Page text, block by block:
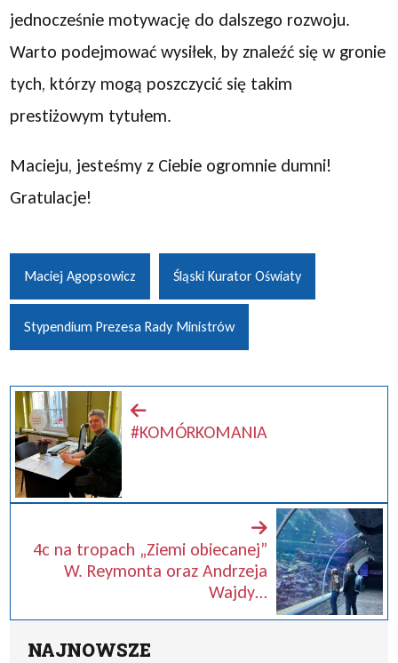
jednocześnie motywację do dalszego rozwoju.
Warto podejmować wysiłek, by znaleźć się w gronie
tych, którzy mogą poszczycić się takim
prestiżowym tytułem.
Macieju, jesteśmy z Ciebie ogromnie dumni!
Gratulacje!
Maciej Agopsowicz Śląski Kurator Oświaty
Stypendium Prezesa Rady Ministrów
#KOMÓRKOMANIA
4c na tropach „Ziemi obiecanej”
W. Reymonta oraz Andrzeja
Wajdy…
NAJNOWSZE